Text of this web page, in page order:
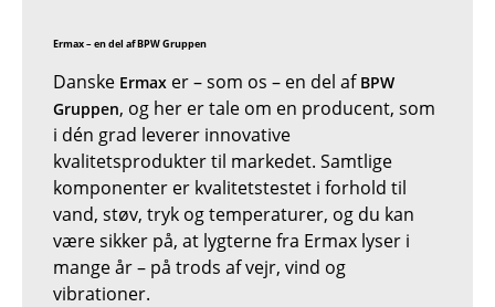
Ermax – en del af BPW Gruppen
Danske Ermax er – som os – en del af BPW
Gruppen, og her er tale om en producent, som
i dén grad leverer innovative
kvalitetsprodukter til markedet. Samtlige
komponenter er kvalitetstestet i forhold til
vand, støv, tryk og temperaturer, og du kan
være sikker på, at lygterne fra Ermax lyser i
mange år – på trods af vejr, vind og
vibrationer.